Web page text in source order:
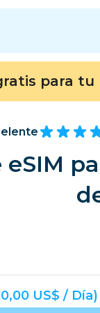
Dominica
para tu
US$ / Día)